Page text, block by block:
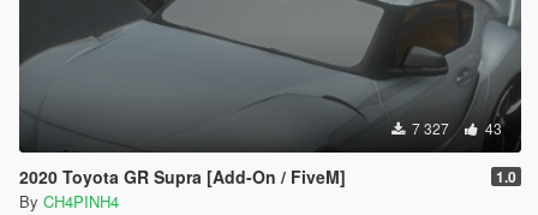
7 327 43
2020 Toyota GR Supra [Add-On / FiveM] 1.0
By CH4PINH4